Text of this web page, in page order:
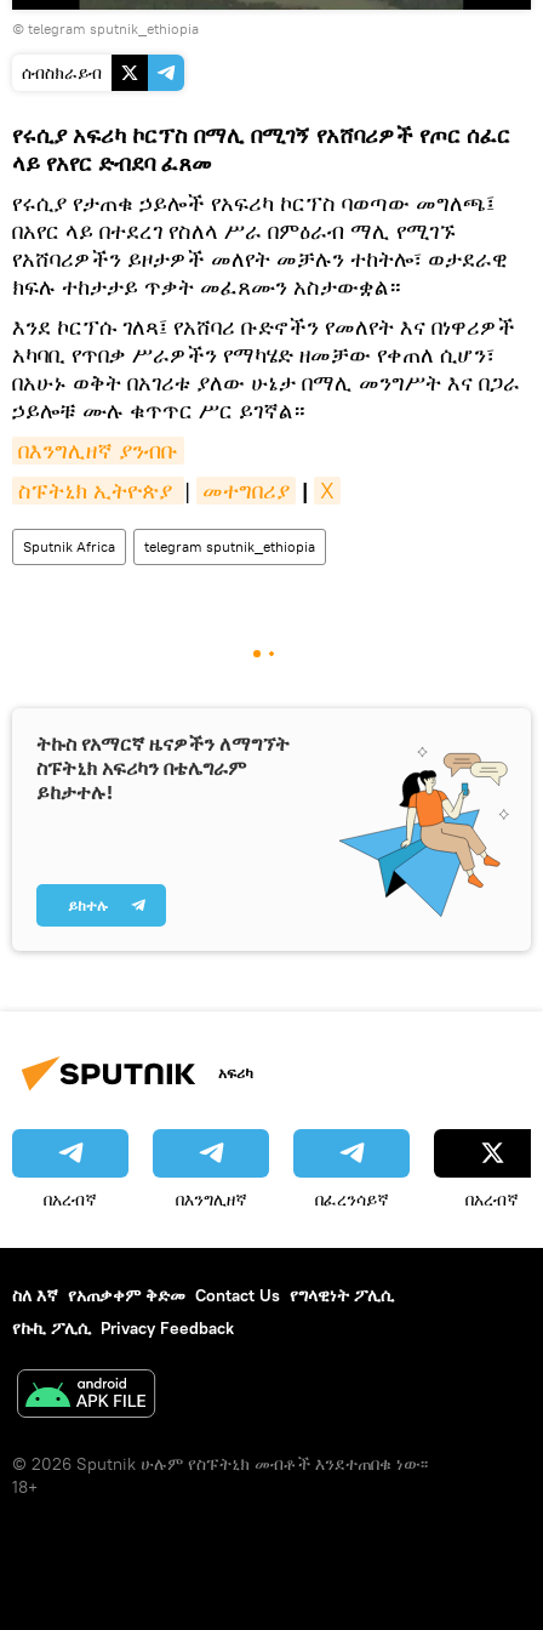
© telegram sputnik_ethiopia
ሰብስክራይብ
የሩሲያ አፍሪካ ኮርፕስ በማሊ በሚገኝ የአሸባሪዎች የጦር ሰፈር
ላይ የአየር ድብደባ ፈጸመ
የሩሲያ የታጠቁ ኃይሎች የአፍሪካ ኮርፕስ ባወጣው መግለጫ፤
በአየር ላይ በተደረገ የስለላ ሥራ በምዕራብ ማሊ የሚገኙ
የአሸባሪዎችን ይዞታዎች መለየት መቻሉን ተከትሎ፣ ወታደራዊ
ክፍሉ ተከታታይ ጥቃት መፈጸሙን አስታውቋል።
እንደ ኮርፕሱ ገለጻ፤ የአሸባሪ ቡድኖችን የመለየት እና በነዋሪዎች
አካባቢ የጥበቃ ሥራዎችን የማካሄድ ዘመቻው የቀጠለ ሲሆን፣
በአሁኑ ወቅት በአገሪቱ ያለው ሁኔታ በማሊ መንግሥት እና በጋራ
ኃይሎቹ ሙሉ ቁጥጥር ሥር ይገኛል።
በእንግሊዘኛ ያንብቡ
ስፑትኒክ ኢትዮጵያ | መተግበሪያ | X
Sputnik Africa telegram sputnik_ethiopia
ትኩስ የአማርኛ ዜናዎችን ለማግኘት
ስፑትኒክ አፍሪካን በቴሌግራም
ይከታተሉ!
ይከተሉ
አፍሪካ
በአረብኛ በእንግሊዘኛ በፈረንሳይኛ በአረብኛ
ስለ እኛ የአጠቃቀም ቅድመ Contact Us የግላዊነት ፖሊሲ
የኩኪ ፖሊሲ Privacy Feedback
© 2026 Sputnik ሁሉም የስፑትኒክ መብቶች እንደተጠበቁ ነው፡፡
18+